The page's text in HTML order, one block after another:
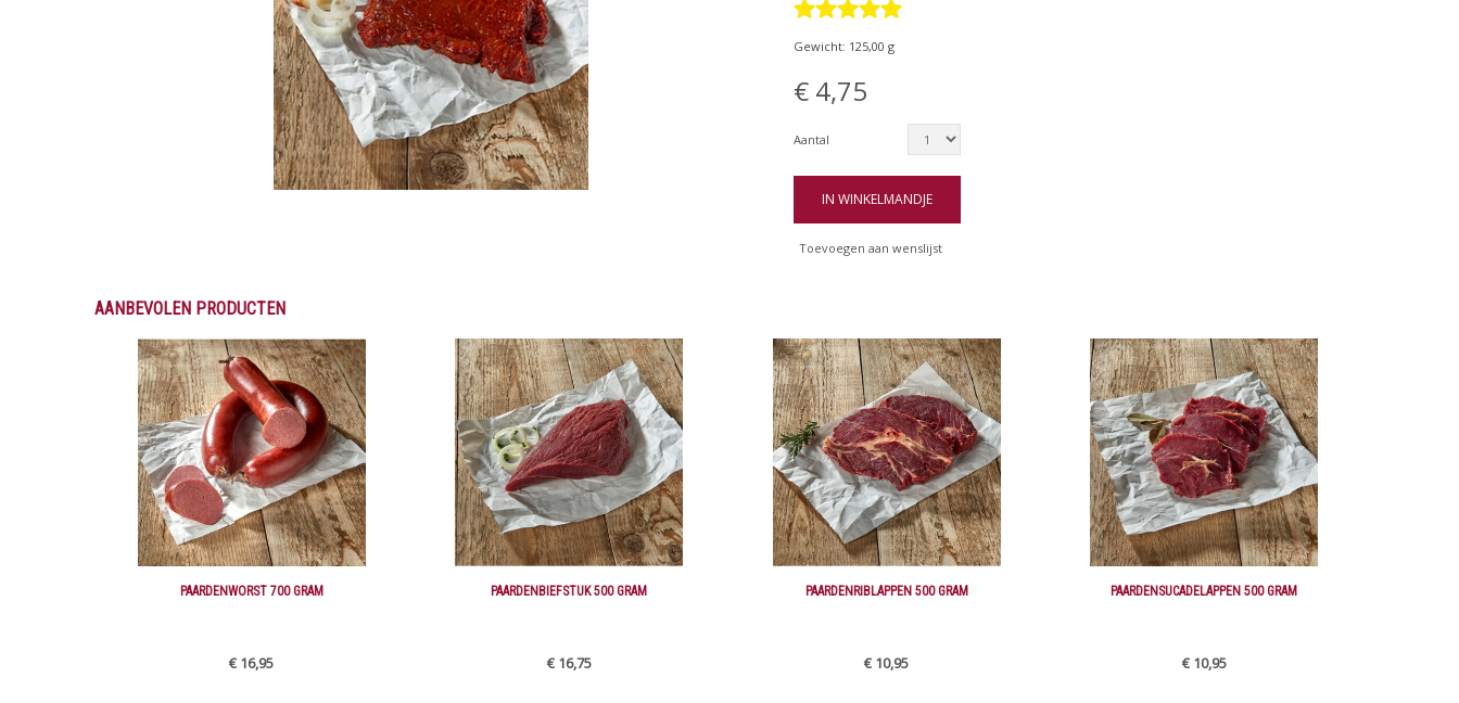
Gewicht: 125,00 g
€ 4,75
Aantal
IN WINKELMANDJE
Toevoegen aan wenslijst
AANBEVOLEN PRODUCTEN
PAARDENWORST 700 GRAM
€ 16,95
PAARDENBIEFSTUK 500 GRAM
€ 16,75
PAARDENRIBLAPPEN 500 GRAM
€ 10,95
PAARDENSUCADELAPPEN 500 GRAM
€ 10,95